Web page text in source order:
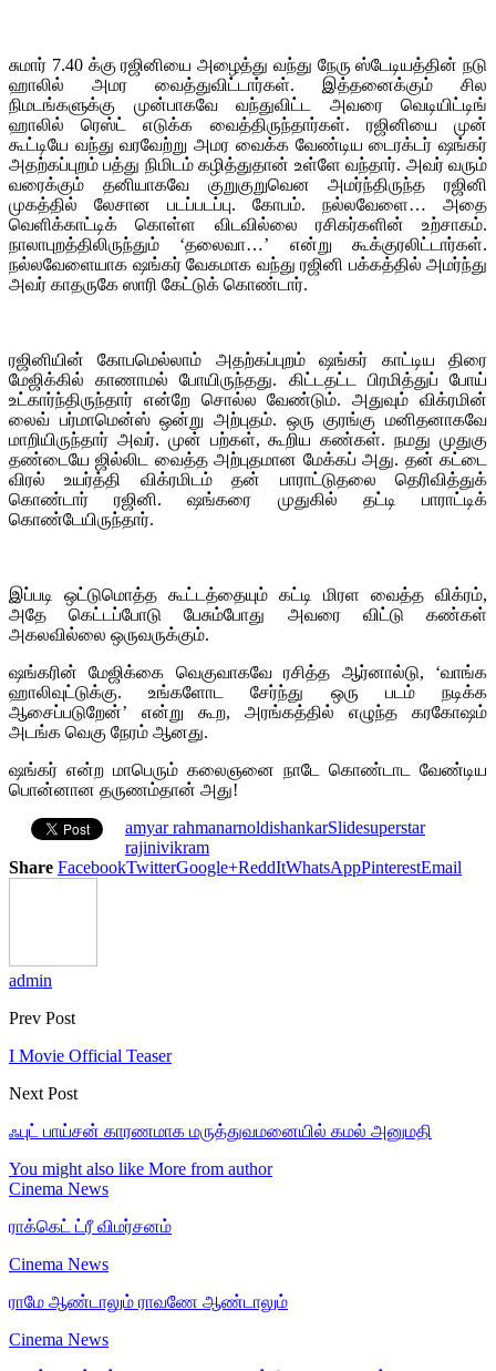
சுமார் 7.40 க்கு ரஜினியை அழைத்து வந்து நேரு ஸ்டேடியத்தின் நடு
ஹாலில் அமர வைத்துவிட்டார்கள். இத்தனைக்கும் சில
நிமடங்களுக்கு முன்பாகவே வந்துவிட்ட அவரை வெடியிட்டிங்
ஹாலில் ரெஸ்ட் எடுக்க வைத்திருந்தார்கள். ரஜினியை முன்
கூட்டியே வந்து வரவேற்று அமர வைக்க வேண்டிய டைரக்டர் ஷங்கர்
அதற்கப்புறம் பத்து நிமிடம் கழித்துதான் உள்ளே வந்தார். அவர் வரும்
வரைக்கும் தனியாகவே குறுகுறுவென அமர்ந்திருந்த ரஜினி
முகத்தில் லேசான படப்படப்பு. கோபம். நல்லவேளை… அதை
வெளிக்காட்டிக் கொள்ள விடவில்லை ரசிகர்களின் உற்சாகம்.
நாலாபுறத்திலிருந்தும் ‘தலைவா…’ என்று கூக்குரலிட்டார்கள்.
நல்லவேளையாக ஷங்கர் வேகமாக வந்து ரஜினி பக்கத்தில் அமர்ந்து
அவர் காதருகே ஸாரி கேட்டுக் கொண்டார்.
ரஜினியின் கோபமெல்லாம் அதற்கப்புறம் ஷங்கர் காட்டிய திரை
மேஜிக்கில் காணாமல் போயிருந்தது. கிட்டதட்ட பிரமித்துப் போய்
உட்கார்ந்திருந்தார் என்றே சொல்ல வேண்டும். அதுவும் விக்ரமின்
லைவ் பர்மாமென்ஸ் ஒன்று அற்புதம். ஒரு குரங்கு மனிதனாகவே
மாறியிருந்தார் அவர். முன் பற்கள், கூறிய கண்கள். நமது முதுகு
தண்டையே ஜில்லிட வைத்த அற்புதமான மேக்கப் அது. தன் கட்டை
விரல் உயர்த்தி விக்ரமிடம் தன் பாராட்டுதலை தெரிவித்துக்
கொண்டார் ரஜினி. ஷங்கரை முதுகில் தட்டி பாராட்டிக்
கொண்டேயிருந்தார்.
இப்படி ஒட்டுமொத்த கூட்டத்தையும் கட்டி மிரள வைத்த விக்ரம்,
அதே கெட்டப்போடு பேசும்போது அவரை விட்டு கண்கள்
அகலவில்லை ஒருவருக்கும்.
ஷங்கரின் மேஜிக்கை வெகுவாகவே ரசித்த ஆர்னால்டு, ‘வாங்க
ஹாலிவுட்டுக்கு. உங்களோட சேர்ந்து ஒரு படம் நடிக்க
ஆசைப்படுறேன்’ என்று கூற, அரங்கத்தில் எழுந்த கரகோஷம்
அடங்க வெகு நேரம் ஆனது.
ஷங்கர் என்ற மாபெரும் கலைஞனை நாடே கொண்டாட வேண்டிய
பொன்னான தருணம்தான் அது!
amyar rahmanarnoldishankarSlidesuperstar
rajinivikram
Share FacebookTwitterGoogle+ReddItWhatsAppPinterestEmail
admin
Prev Post
I Movie Official Teaser
Next Post
ஃபுட் பாய்சன் காரணமாக மருத்துவமனையில் கமல் அனுமதி
You might also like More from author
Cinema News
ராக்கெட் ட்ரீ விமர்சனம்
Cinema News
ராமே ஆண்டாலும் ராவணே ஆண்டாலும்
Cinema News